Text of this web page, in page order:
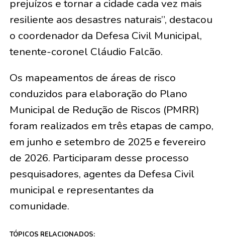
prejuízos e tornar a cidade cada vez mais
resiliente aos desastres naturais”, destacou
o coordenador da Defesa Civil Municipal,
tenente-coronel Cláudio Falcão.
Os mapeamentos de áreas de risco
conduzidos para elaboração do Plano
Municipal de Redução de Riscos (PMRR)
foram realizados em três etapas de campo,
em junho e setembro de 2025 e fevereiro
de 2026. Participaram desse processo
pesquisadores, agentes da Defesa Civil
municipal e representantes da
comunidade.
TÓPICOS RELACIONADOS: